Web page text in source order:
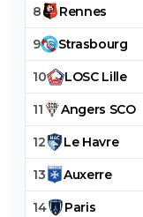
8 Rennes
9 Strasbourg
10 LOSC Lille
11 Angers SCO
12 Le Havre
13 Auxerre
14 Paris